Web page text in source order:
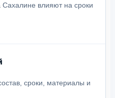
влияют на сроки
сроки, материалы и